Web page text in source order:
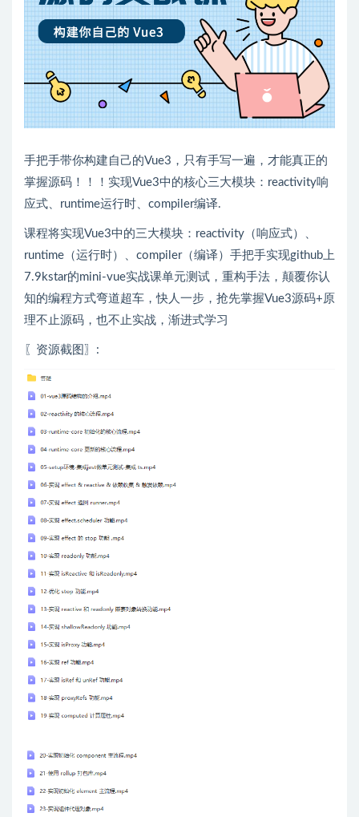
手把手带你构建自己的Vue3，只有手写一遍，才能真正的
掌握源码！！！实现Vue3中的核心三大模块：reactivity响
应式、runtime运行时、compiler编译.
课程将实现Vue3中的三大模块：reactivity（响应式）、
runtime（运行时）、compiler（编译）手把手实现github上
7.9kstar的mini-vue实战课单元测试，重构手法，颠覆你认
知的编程方式弯道超车，快人一步，抢先掌握Vue3源码+原
理不止源码，也不止实战，渐进式学习
〖资源截图〗: